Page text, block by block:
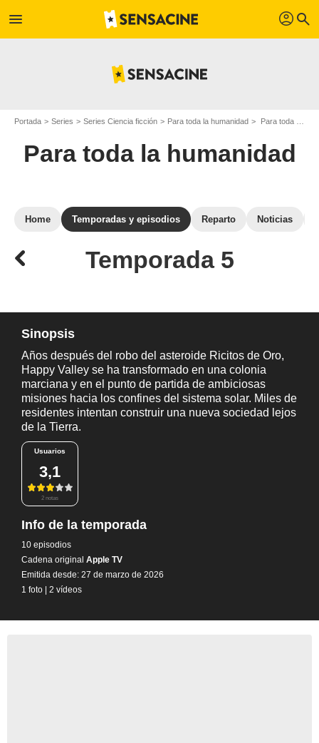
menu profil search
Portada Series Series Ciencia ficción Para toda la humanidad Para toda la humanidad: episodios de la temporada 5
Para toda la humanidad
Home Temporadas y episodios Reparto Noticias
Temporada 5
Sinopsis
Años después del robo del asteroide Ricitos de Oro,
Happy Valley se ha transformado en una colonia
marciana y en el punto de partida de ambiciosas
misiones hacia los confines del sistema solar. Miles de
residentes intentan construir una nueva sociedad lejos
de la Tierra.
Usuarios
3,1
2 notas
Info de la temporada
10 episodios
Cadena original Apple TV
Emitida desde: 27 de marzo de 2026
1 foto | 2 vídeos